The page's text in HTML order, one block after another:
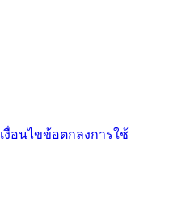
เงื่อนไขข้อตกลงการใช้